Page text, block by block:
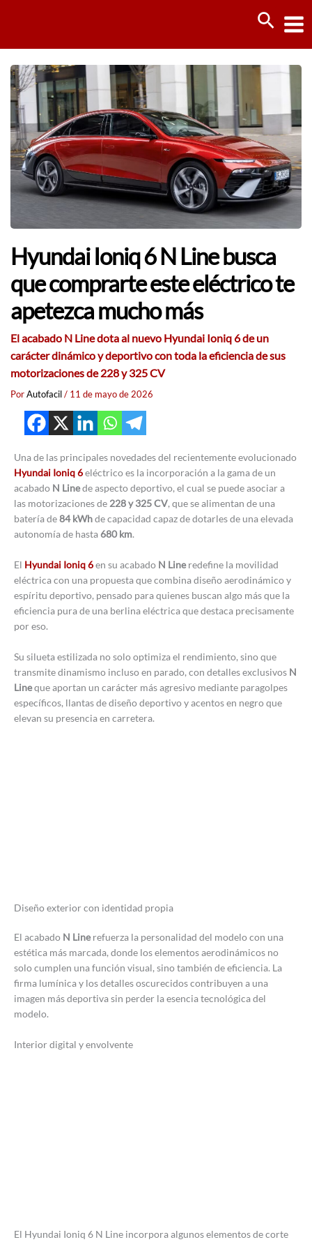
Hyundai Ioniq 6 N Line busca
que comprarte este eléctrico te
apetezca mucho más
El acabado N Line dota al nuevo Hyundai Ioniq 6 de un
carácter dinámico y deportivo con toda la eficiencia de sus
motorizaciones de 228 y 325 CV
PorAutofacil/ 11 de mayo de 2026
Una de las principales novedades del recientemente evolucionado
Hyundai Ioniq 6eléctrico es la incorporación a la gama de un
acabado N Linede aspecto deportivo, el cual se puede asociar a
las motorizaciones de 228 y 325 CV, que se alimentan de una
batería de84 kWhde capacidad capaz de dotarles de una elevada
autonomía de hasta680 km.
El Hyundai Ioniq 6en su acabado N Lineredefine la movilidad
eléctrica con una propuesta que combina diseño aerodinámico y
espíritu deportivo, pensado para quienes buscan algo más que la
eficiencia pura de una berlina eléctrica que destaca precisamente
por eso.
Su silueta estilizada no solo optimiza el rendimiento, sino que
transmite dinamismo incluso en parado, con detalles exclusivos N
Lineque aportan un carácter más agresivo mediante paragolpes
específicos, llantas de diseño deportivo y acentos en negro que
elevan su presencia en carretera.
Diseño exterior con identidad propia
El acabado N Linerefuerza la personalidad del modelo con una
estética más marcada, donde los elementos aerodinámicos no
solo cumplen una función visual, sino también de eficiencia. La
firma lumínica y los detalles oscurecidos contribuyen a una
imagen más deportiva sin perder la esencia tecnológica del
modelo.
Interior digital y envolvente
El Hyundai Ioniq 6 N Line incorpora algunos elementos de corte